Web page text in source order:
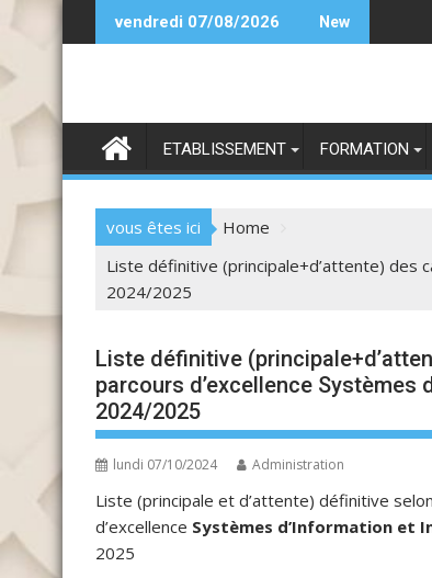
to
vendredi 07/08/2026 New
MME 25-26
ETABLISSEMENT FORMATION
vous êtes ici
Home
Liste définitive (principale+d’attente) des
2024/2025
Liste définitive
parcours d’excellence
2024/2025
lundi 07/10/2024 Administration
Liste (principale et d’attente) définitive
d’excellence Systèmes d’Information et
2025